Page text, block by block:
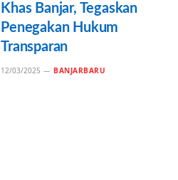
Khas Banjar, Tegaskan
Penegakan Hukum
Transparan
12/03/2025 BANJARBARU